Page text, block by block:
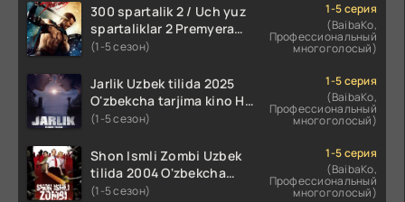
300 spartalik 2 / Uch yuz
spartaliklar 2 Premyera
Uzbek tilida 2013
skachat
(1-5 сезон)
1-5 серия
(BaibaKo,
Профессиональный
многоголосый)
Jarlik Uzbek tilida 2025
O'zbekcha tarjima kino HD
skachat
(1-5 сезон)
1-5 серия
(BaibaKo,
Профессиональный
многоголосый)
Shon Ismli Zombi Uzbek
tilida 2004 O'zbekcha
tarjima kino HD skachat
(1-5 сезон)
1-5 серия
(BaibaKo,
Профессиональный
многоголосый)